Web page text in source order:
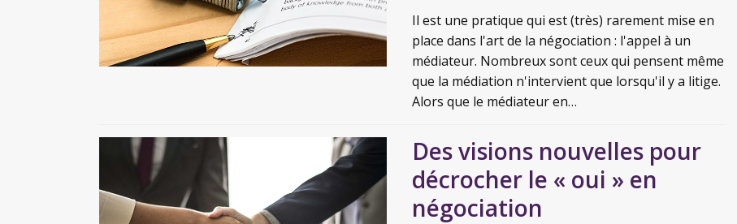
Il est une pratique qui est (très) rarement mise en
place dans l'art de la négociation : l'appel à un
médiateur. Nombreux sont ceux qui pensent même
que la médiation n'intervient que lorsqu'il y a litige.
Alors que le médiateur en…
Des visions nouvelles pour
décrocher le « oui » en
négociation